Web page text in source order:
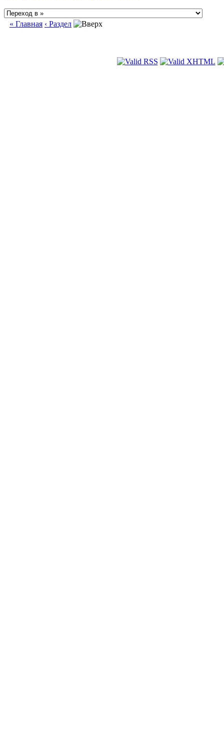
« Главная ‹ Раздел